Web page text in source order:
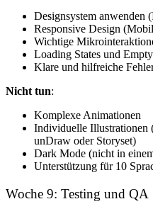
Designsystem anwenden
Responsive Design
Wichtige
Loading States und
Klare und hilfreiche
Nicht tun:
Komplexe Animationen
Individuelle Illustrationen
unDraw oder Storyset)
Dark Mode (nicht in
Unterstützung für 10
Woche 9: Testing und QA